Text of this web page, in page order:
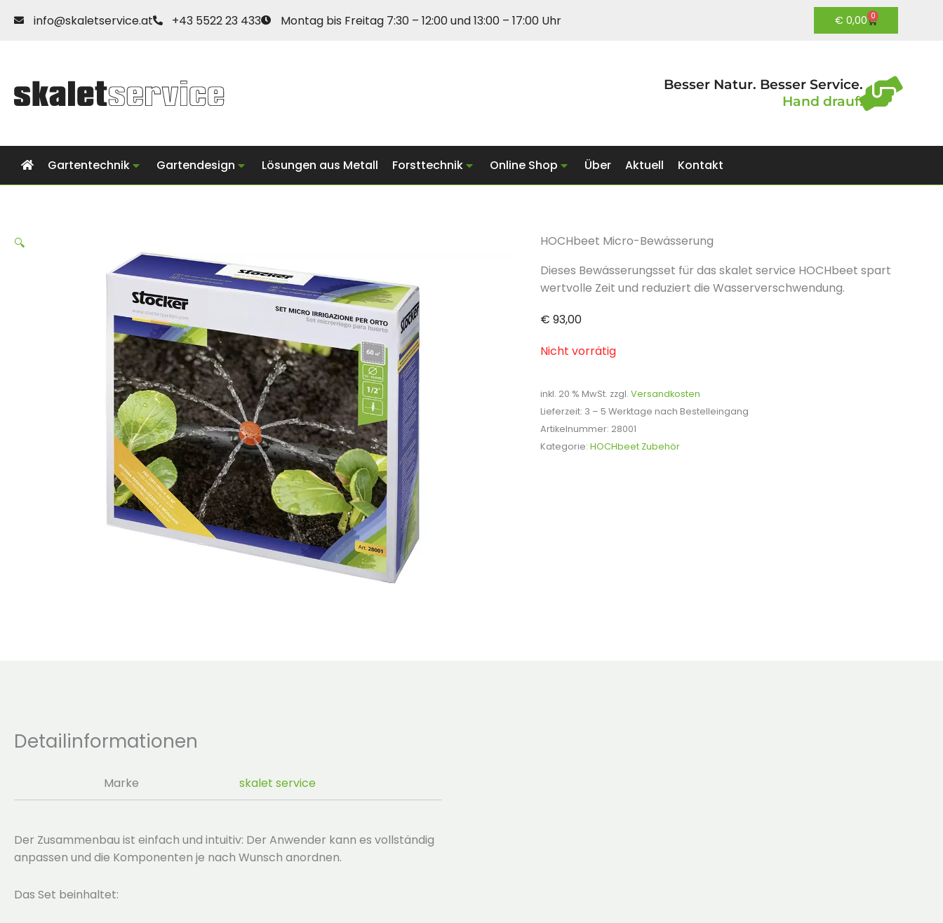
Inhalt
info@skaletservice.at +43 5522 23 433 Montag bis Freitag 7:30 – 12:00 und 13:00 – 17:00 Uhr € 0,00 0
Warenkorb
Besser Natur. Besser Service.
Hand drauf.
Gartentechnik Gartendesign Lösungen aus Metall Forsttechnik Online Shop Über Aktuell Kontakt
🔍
HOCHbeet Micro-Bewässerung
Dieses Bewässerungsset für das skalet service HOCHbeet spart
wertvolle Zeit und reduziert die Wasserverschwendung.
€ 93,00
Nicht vorrätig
inkl. 20 % MwSt. zzgl. Versandkosten
Lieferzeit: 3 – 5 Werktage nach Bestelleingang
Artikelnummer: 28001
Kategorie: HOCHbeet Zubehör
Detailinformationen
Marke skalet service
Der Zusammenbau ist einfach und intuitiv: Der Anwender kann es vollständig
anpassen und die Komponenten je nach Wunsch anordnen.
Das Set beinhaltet: